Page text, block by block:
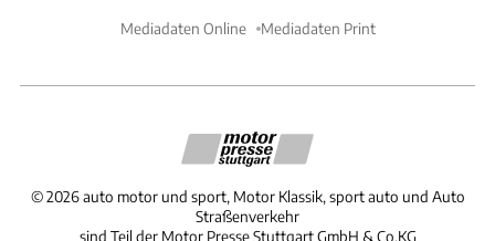
Mediadaten Online Mediadaten Print
©2026 auto motor und sport, Motor Klassik, sport auto und Auto
Straßenverkehr
sind Teil der Motor Presse Stuttgart GmbH & Co.KG